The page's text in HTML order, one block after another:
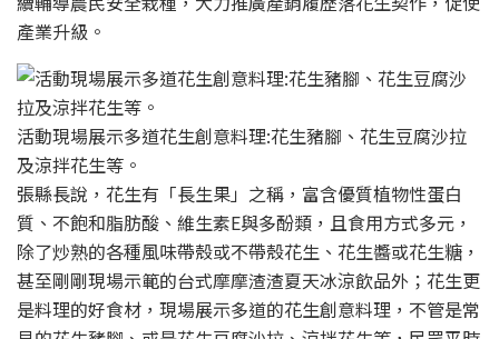
產業升級。
活動現場展示多道花生創意料理:花生豬腳、花生豆腐沙拉
及涼拌花生等。
張縣長說，花生有「長生果」之稱，富含優質植物性蛋白
質、不飽和脂肪酸、維生素E與多酚類，且食用方式多元，
除了炒熟的各種風味帶殼或不帶殼花生、花生醬或花生糖，
甚至剛剛現場示範的台式摩摩渣渣夏天冰涼飲品外；花生更
是料理的好食材，現場展示多道的花生創意料理，不管是常